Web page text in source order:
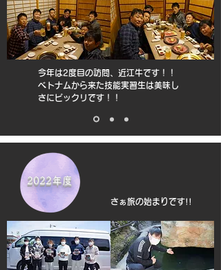
今年は2度目の訪問、近江牛です！！
ベトナムから来た技能実習生は美味し
さにビックリです！！
2022年度
さぁ旅の始まりです!!